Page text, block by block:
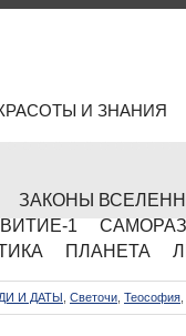
И ЗНАНИЯ
ЗАКОНЫ
1
ПЛАНЕТА
И ДАТЫ Светочи Теософия